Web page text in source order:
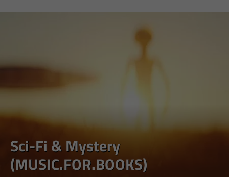
Sci-Fi & Mystery
(MUSIC.FOR.BOOKS)